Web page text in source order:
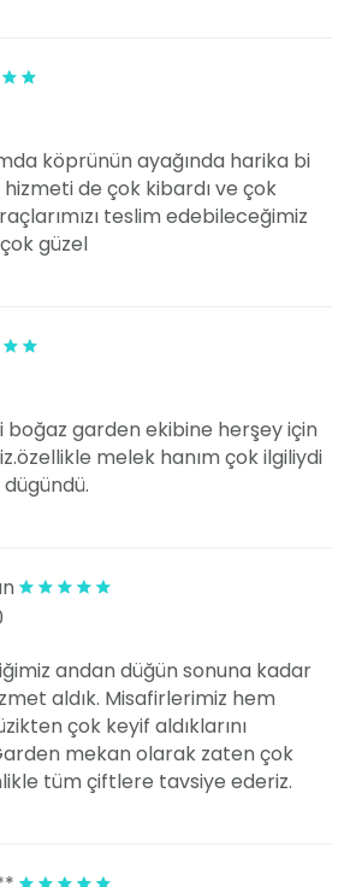
köprünün ayağında harika bi
de çok kibardı ve çok
teslim edebileceğimiz
güzel
boğaz garden ekibine herşey için
melek hanım çok ilgiliydi
andan düğün sonuna kadar
aldık. Misafirlerimiz hem
çok keyif aldıklarını
mekan olarak zaten çok
tüm çiftlere tavsiye ederiz.